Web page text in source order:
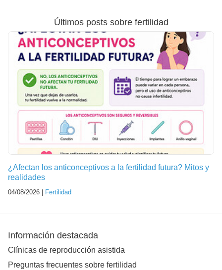
Últimos posts sobre fertilidad
¿Afectan los anticonceptivos a la fertilidad futura? Mitos y
realidades
04/08/2026 | Fertilidad
Información destacada
Clínicas de reproducción asistida
Preguntas frecuentes sobre fertilidad